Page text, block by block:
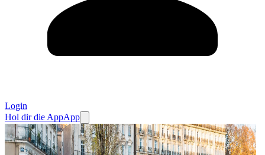
Login
Hol dir die AppApp